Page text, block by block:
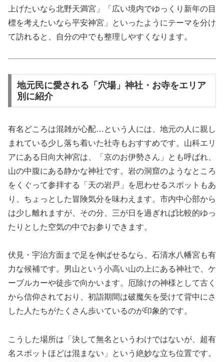
上げたいなら北野天満宮」「広い境内でゆっくり新年の目
標を考えたいなら平安神宮」といったようにテーマを分け
て訪れると、自分の中でも整理しやすくなります。
地元民に愛される「穴場」神社・お寺をエリア
別に紹介
有名どころは混雑が心配…という人には、地元の人に親し
まれている少し落ち着いた社寺もおすすめです。山科エリ
アにある日向大神宮は、「京のお伊勢さん」とも呼ばれ、
山の中腹にある静かな神社です。岩の洞窟のようなところ
をくぐって参拝する「天の岩戸」を思わせるスポットもあ
り、ちょっとした冒険気分を味わえます。市内中心部から
は少し離れますが、その分、三が日を過ぎれば比較的ゆっ
たりとした空気の中でお参りできます。
伏見・宇治方面まで足を伸ばせるなら、石清水八幡宮も有
力な候補です。男山という小高い山の上にある神社で、ケ
ーブルカーや徒歩で向かいます。厄除けの神様として古く
から信仰されており、初詣期間は破魔矢を受けて背中にさ
した人たちがたくさん歩いているのが印象的です。
こうした場所は「決して無名というわけではないが、超有
名スポットほどは混まない」という絶妙な立ち位置です。